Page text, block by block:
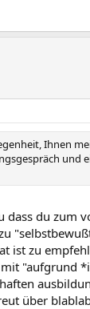
Ihnen
und
du zum
ist zu
"aufgrund
über